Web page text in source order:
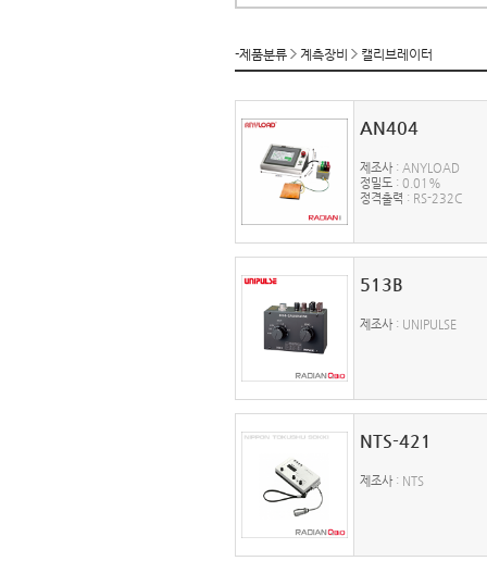
-제품분류 계측장비 캘리브레이터
AN404
제조사 : ANYLOAD
정밀도 : 0.01%
정격출력 : RS-232C
513B
제조사 : UNIPULSE
NTS-421
제조사 : NTS